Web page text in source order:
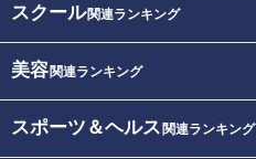
スクール関連ランキング
美容関連ランキング
スポーツ＆ヘルス 関連ランキング